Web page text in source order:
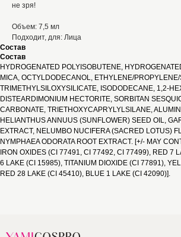
не зря!
Объем: 7,5 мл
Подходит, для: Лица
Состав
Состав
HYDROGENATED POLYISOBUTENE,
MICA, OCTYLDODECANOL, ETHYLENE/
TRIMETHYLSILOXYSILICATE, ISODODECANE, 1,2-
DISTEARDIMONIUM HECTORITE, SORBITAN
CARBONATE, TRIETHOXYCAPRYLYLSILANE,
HELIANTHUS ANNUUS (SUNFLOWER) SEED OIL,
EXTRACT, NELUMBO NUCIFERA (SACRED LOTUS)
NYMPHAEA ODORATA ROOT EXTRACT. [+/- MAY
IRON OXIDES (CI 77491, CI 77492, CI 77499), RED 7
6 LAKE (CI 15985), TITANIUM DIOXIDE (CI 77891),
RED 28 LAKE (CI 45410), BLUE 1 LAKE (CI 42090)].